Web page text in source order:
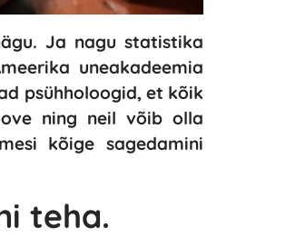
Ja nagu statistika
uneakadeemia
psühholoogid, et kõik
ning neil võib olla
kõige sagedamini
teha.